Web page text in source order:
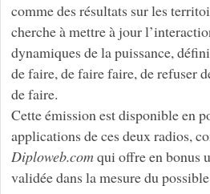
comme des résultats sur les
cherche à mettre à jour
dynamiques de la puissance,
de faire, de faire faire, de refuser
de faire.
Cette émission est disponible en
applications de ces deux radios,
Diploweb.comqui offre en bonus
validée dans la mesure du